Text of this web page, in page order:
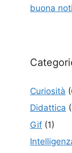
buona
Curiosità
Didattica
Gif (1)